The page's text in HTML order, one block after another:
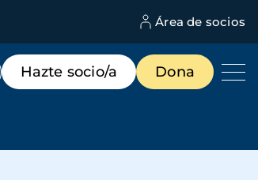
Área de socios
Menú
de
destacados
Hazte socio/a Dona